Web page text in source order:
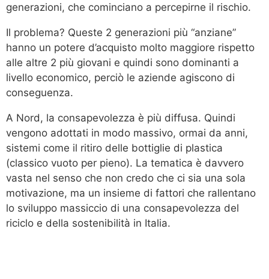
generazioni, che cominciano a percepirne il rischio.
Il problema? Queste 2 generazioni più “anziane”
hanno un potere d’acquisto molto maggiore rispetto
alle altre 2 più giovani e quindi sono dominanti a
livello economico, perciò le aziende agiscono di
conseguenza.
A Nord, la consapevolezza è più diffusa. Quindi
vengono adottati in modo massivo, ormai da anni,
sistemi come il ritiro delle bottiglie di plastica
(classico vuoto per pieno). La tematica è davvero
vasta nel senso che non credo che ci sia una sola
motivazione, ma un insieme di fattori che rallentano
lo sviluppo massiccio di una consapevolezza del
riciclo e della sostenibilità in Italia.